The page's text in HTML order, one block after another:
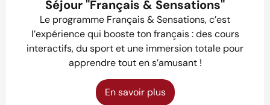
Séjour "Français & Sensations"
Le programme Français & Sensations, c’est
l’expérience qui booste ton français : des cours
interactifs, du sport et une immersion totale pour
apprendre tout en s’amusant !
En savoir plus